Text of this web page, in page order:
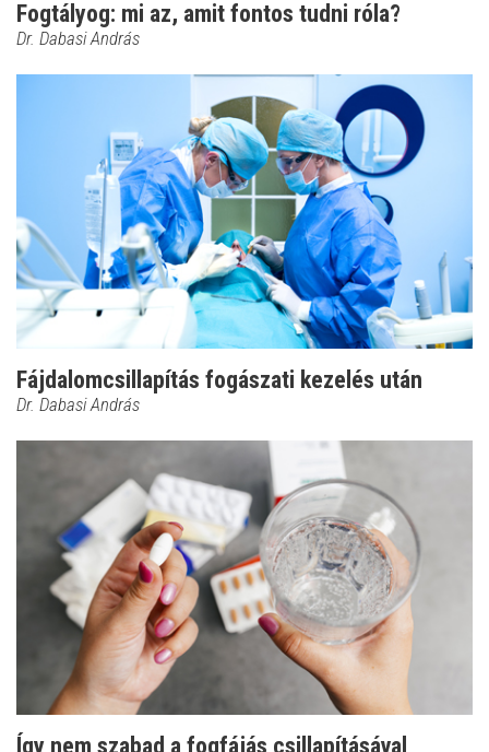
Fogtályog: mi az, amit fontos tudni róla?
Dr. Dabasi András
Fájdalomcsillapítás fogászati kezelés után
Dr. Dabasi András
Így nem szabad a fogfájás csillapításával